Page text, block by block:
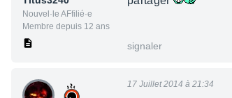
Nouvel·le AFfilié·e
Membre depuis 12 ans
signaler
17 Juillet 2014 à 21:34